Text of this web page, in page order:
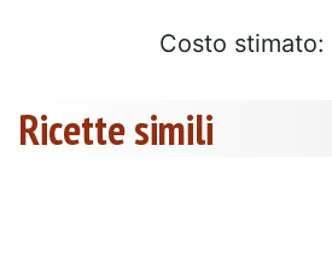
Costo stimato:
Ricette simili